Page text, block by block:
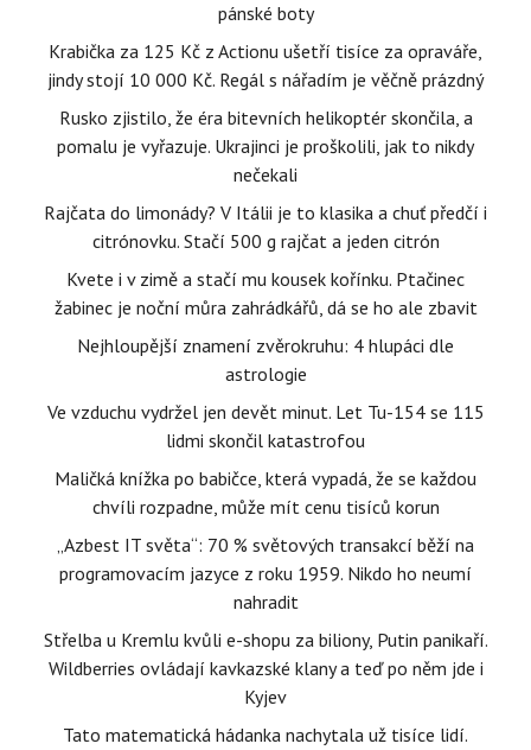
pánské boty
Krabička za 125 Kč z Actionu ušetří tisíce za opraváře,
jindy stojí 10 000 Kč. Regál s nářadím je věčně prázdný
Rusko zjistilo, že éra bitevních helikoptér skončila, a
pomalu je vyřazuje. Ukrajinci je proškolili, jak to nikdy
nečekali
Rajčata do limonády? V Itálii je to klasika a chuť předčí i
citrónovku. Stačí 500 g rajčat a jeden citrón
Kvete i v zimě a stačí mu kousek kořínku. Ptačinec
žabinec je noční můra zahrádkářů, dá se ho ale zbavit
Nejhloupější znamení zvěrokruhu: 4 hlupáci dle
astrologie
Ve vzduchu vydržel jen devět minut. Let Tu-154 se 115
lidmi skončil katastrofou
Maličká knížka po babičce, která vypadá, že se každou
chvíli rozpadne, může mít cenu tisíců korun
„Azbest IT světa“: 70 % světových transakcí běží na
programovacím jazyce z roku 1959. Nikdo ho neumí
nahradit
Střelba u Kremlu kvůli e-shopu za biliony, Putin panikaří.
Wildberries ovládají kavkazské klany a teď po něm jde i
Kyjev
Tato matematická hádanka nachytala už tisíce lidí.